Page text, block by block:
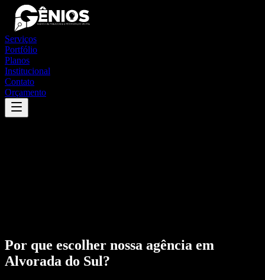
Serviços
Portfólio
Planos
Institucional
Contato
Orçamento
Por que escolher nossa agência em
Alvorada do Sul?